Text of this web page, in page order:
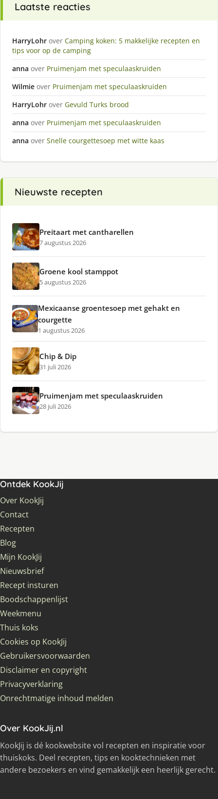
Laatste reacties
HarryLohr over Camping koken: 5 makkelijke recepten en
tips voor op de camping
anna over Pruimenjam met speculaaskruiden
Wilmie over Pruimenjam met speculaaskruiden
HarryLohr over Gevuld Turks brood
anna over Pruimenjam met speculaaskruiden
anna over Snelle courgettesoep met witte kaas
Nieuwste recepten
Preitaart met cantharellen
7 augustus 2026
Groene kool stamppot
5 augustus 2026
Mexicaanse groentesoep met gehakt en
courgette
1 augustus 2026
Chip & Dip
31 juli 2026
Pruimenjam met speculaaskruiden
28 juli 2026
Ontdek KookJij
Over KookJij
Contact
Recepten
Blog
Mijn KookJij
Nieuwsbrief
Recept insturen
Boodschappenlijst
Weekmenu
Thuis koks
Cookies op KookJij
Gebruikersvoorwaarden
Disclaimer en copyright
Privacyverklaring
Onrechtmatige inhoud melden
Over KookJij.nl
KookJij is dé kookwebsite vol recepten en inspiratie voor
thuiskoks. Deel recepten, tips en kooktechnieken met
andere bezoekers en vind gemakkelijk een heerlijk gerecht.